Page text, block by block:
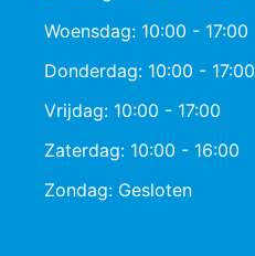
Woensdag: 10:00 - 17:00
Donderdag: 10:00 - 17:00
Vrijdag: 10:00 - 17:00
Zaterdag: 10:00 - 16:00
Zondag: Gesloten